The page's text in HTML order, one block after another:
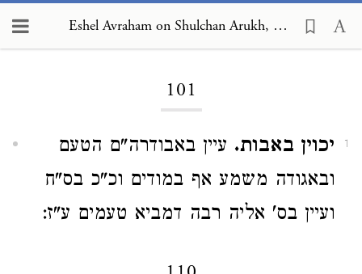
Eshel Avraham on Shulchan Arukh, Orach Chayim 101
101
1 יכוין באבות. עיין באבודרה"ם הטעם
ובאגודה משמע אף במודים וכ"כ בס"ח
ועיין בס' אליה רבה דמביא טעמים ע"ז: